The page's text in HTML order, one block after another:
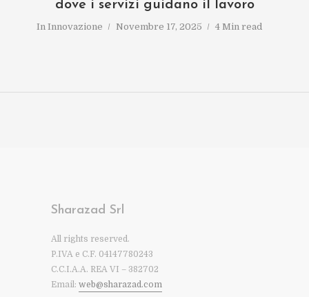
dove i servizi guidano il lavoro
In Innovazione Novembre 17, 2025 4 Min read
Sharazad Srl
All rights reserved.
P.IVA e C.F. 04147780243
C.C.I.A.A. REA VI – 382702
Email: web@sharazad.com